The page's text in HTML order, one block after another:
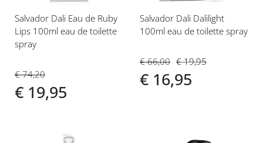
Salvador Dali Eau de Ruby
Lips 100ml eau de toilette
spray
€ 74,20
€ 19,95
Salvador Dali Dalilight
100ml eau de toilette spray
€ 66,00
€ 16,95
€ 19,95